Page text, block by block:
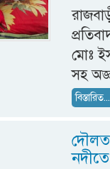
মোঃ
সহ
বিস্তারিত...
নদীতে